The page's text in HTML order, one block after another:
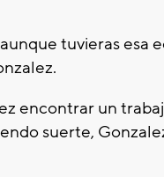
tuvieras esa
encontrar un
suerte,